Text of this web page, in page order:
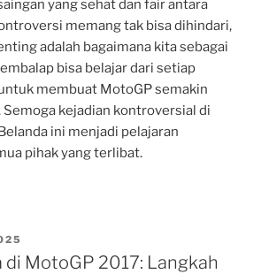
yang sehat dan fair antara
memang tak bisa dihindari,
adalah bagaimana kita sebagai
bisa belajar dari setiap
membuat MotoGP semakin
Semoga kejadian kontroversial di
ini menjadi pelajaran
pihak yang terlibat.
di MotoGP 2017: Langkah